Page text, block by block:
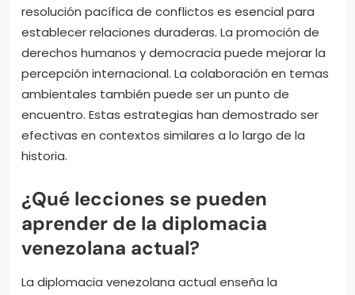
resolución pacífica de conflictos es esencial para
establecer relaciones duraderas. La promoción de
derechos humanos y democracia puede mejorar la
percepción internacional. La colaboración en temas
ambientales también puede ser un punto de
encuentro. Estas estrategias han demostrado ser
efectivas en contextos similares a lo largo de la
historia.
¿Qué lecciones se pueden
aprender de la diplomacia
venezolana actual?
La diplomacia venezolana actual enseña la